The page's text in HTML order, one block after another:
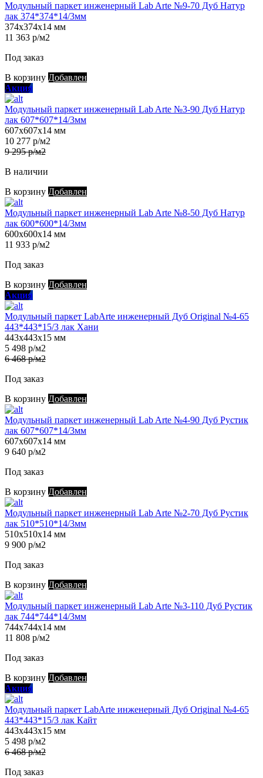
Модульный паркет инженерный Lab Arte №9-70 Дуб Натур
лак 374*374*14/3мм
374х374х14 мм
11 363 р/м2
Под заказ
В корзину Добавлен
Акция
Модульный паркет инженерный Lab Arte №3-90 Дуб Натур
лак 607*607*14/3мм
607х607х14 мм
10 277 р/м2
9 295 р/м2
В наличии
В корзину Добавлен
Модульный паркет инженерный Lab Arte №8-50 Дуб Натур
лак 600*600*14/3мм
600х600х14 мм
11 933 р/м2
Под заказ
В корзину Добавлен
Акция
Модульный паркет LabArte инженерный Дуб Original №4-65
443*443*15/3 лак Хани
443х443х15 мм
5 498 р/м2
6 468 р/м2
Под заказ
В корзину Добавлен
Модульный паркет инженерный Lab Arte №4-90 Дуб Рустик
лак 607*607*14/3мм
607х607х14 мм
9 640 р/м2
Под заказ
В корзину Добавлен
Модульный паркет инженерный Lab Arte №2-70 Дуб Рустик
лак 510*510*14/3мм
510х510х14 мм
9 900 р/м2
Под заказ
В корзину Добавлен
Модульный паркет инженерный Lab Arte №3-110 Дуб Рустик
лак 744*744*14/3мм
744х744х14 мм
11 808 р/м2
Под заказ
В корзину Добавлен
Акция
Модульный паркет LabArte инженерный Дуб Original №4-65
443*443*15/3 лак Кайт
443х443х15 мм
5 498 р/м2
6 468 р/м2
Под заказ